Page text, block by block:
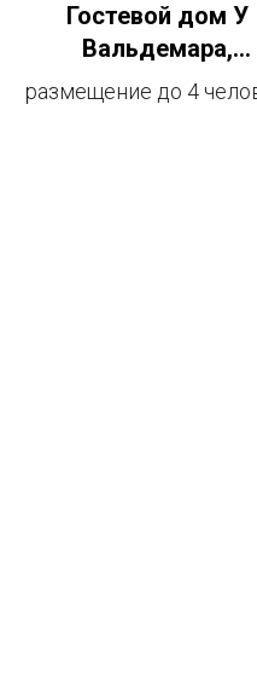
Гостевой дом У
Вальдемара,
Феодосия,
размещение до 4